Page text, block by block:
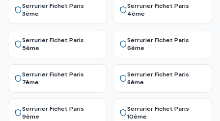
Serrurier Fichet Paris
3ème
Serrurier Fichet Paris
4ème
Serrurier Fichet Paris
5ème
Serrurier Fichet Paris
6ème
Serrurier Fichet Paris
7ème
Serrurier Fichet Paris
8ème
Serrurier Fichet Paris
9ème
Serrurier Fichet Paris
10ème